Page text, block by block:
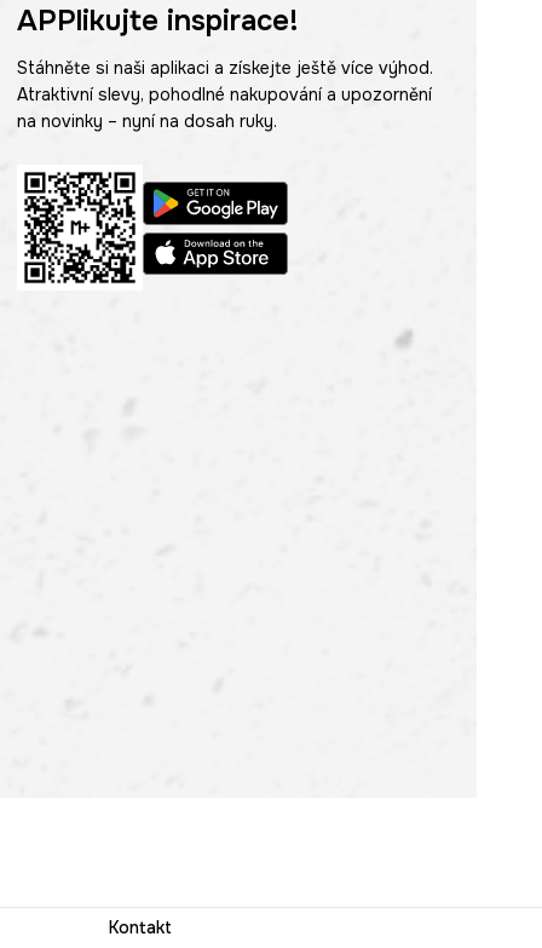
APPlikujte inspirace!
Stáhněte si naši aplikaci a získejte ještě více výhod.
Atraktivní slevy, pohodlné nakupování a upozornění
na novinky – nyní na dosah ruky.
Kontakt